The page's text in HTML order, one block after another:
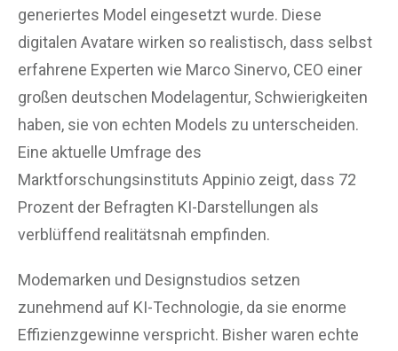
generiertes Model eingesetzt wurde. Diese
digitalen Avatare wirken so realistisch, dass selbst
erfahrene Experten wie Marco Sinervo, CEO einer
großen deutschen Modelagentur, Schwierigkeiten
haben, sie von echten Models zu unterscheiden.
Eine aktuelle Umfrage des
Marktforschungsinstituts Appinio zeigt, dass 72
Prozent der Befragten KI-Darstellungen als
verblüffend realitätsnah empfinden.
Modemarken und Designstudios setzen
zunehmend auf KI-Technologie, da sie enorme
Effizienzgewinne verspricht. Bisher waren echte